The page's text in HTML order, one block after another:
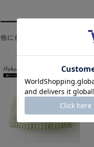
他にもこんな商品があります